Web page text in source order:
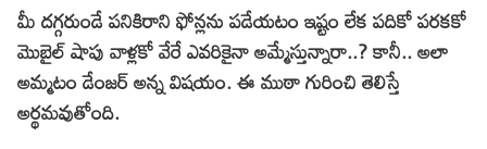
Articles
Facts
మీ దగ్గరుండే పనికిరాని ఫోన్లను పడేయటం ఇష్టం లేక పదికో పరకకో
మొబైల్ షాపు వాళ్లకో వేరే ఎవరికైనా అమ్మేస్తున్నారా..? కానీ.. అలా
అమ్మటం డేంజర్ అన్న విషయం. ఈ ముఠా గురించి తెలిస్తే
అర్థమవుతోంది.